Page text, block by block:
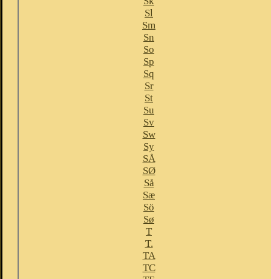
Sl
Sm
Sn
So
Sp
Sq
Sr
St
Su
Sv
Sw
Sy
SÅ
SØ
Så
Sæ
Sö
Sø
T
T.
TA
TC